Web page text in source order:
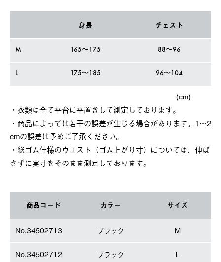
身長 チェスト
M 165〜175 88〜96
L 175〜185 96〜104
(cm)
・衣類は全て平台に平置きして測定しております。
・商品によっては若干の誤差が⽣じる場合があります。1～2
cmの誤差は予めご了承ください。
・総ゴム仕様のウエスト（ゴム上がり寸）については、伸ば
さずに実寸をそのまま測定しております。
商品コード カラー サイズ
No.34502713 ブラック M
No.34502712 ブラック L